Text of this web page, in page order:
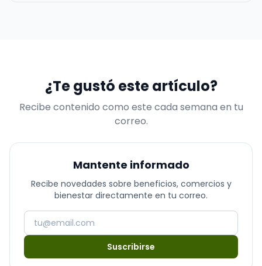
¿Te gustó este artículo?
Recibe contenido como este cada semana en tu
correo.
Mantente informado
Recibe novedades sobre beneficios, comercios y
bienestar directamente en tu correo.
Suscribirse